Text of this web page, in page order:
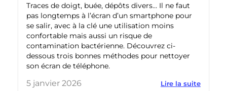
Traces de doigt, buée, dépôts divers… Il ne faut
pas longtemps à l’écran d’un smartphone pour
se salir, avec à la clé une utilisation moins
confortable mais aussi un risque de
contamination bactérienne. Découvrez ci-
dessous trois bonnes méthodes pour nettoyer
son écran de téléphone.
5 janvier 2026 Lire la suite